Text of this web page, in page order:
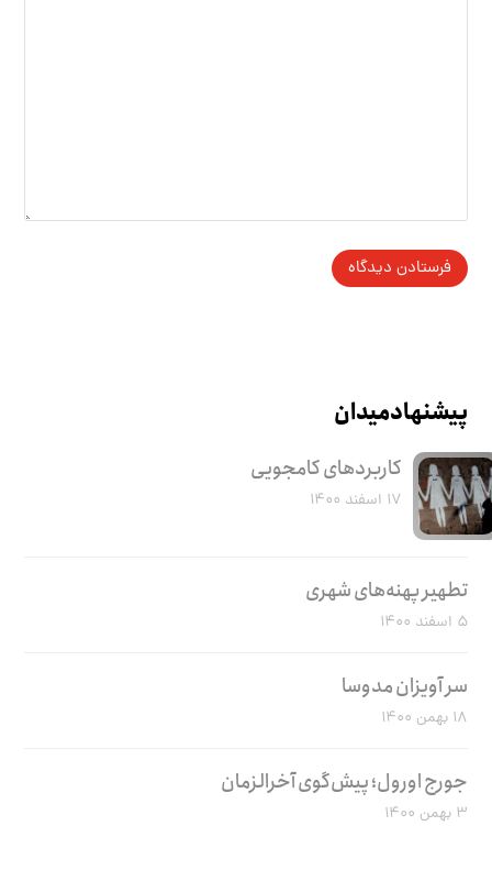
پیشنهاد میدان
کاربرد‌های کامجویی
۱۷ اسفند ۱۴۰۰
تطهیر پهنه‌های شهری
۵ اسفند ۱۴۰۰
سر آویزان مدوسا
۱۸ بهمن ۱۴۰۰
جورج اورول؛ پیش‌گوی آخرالزمان
۳ بهمن ۱۴۰۰